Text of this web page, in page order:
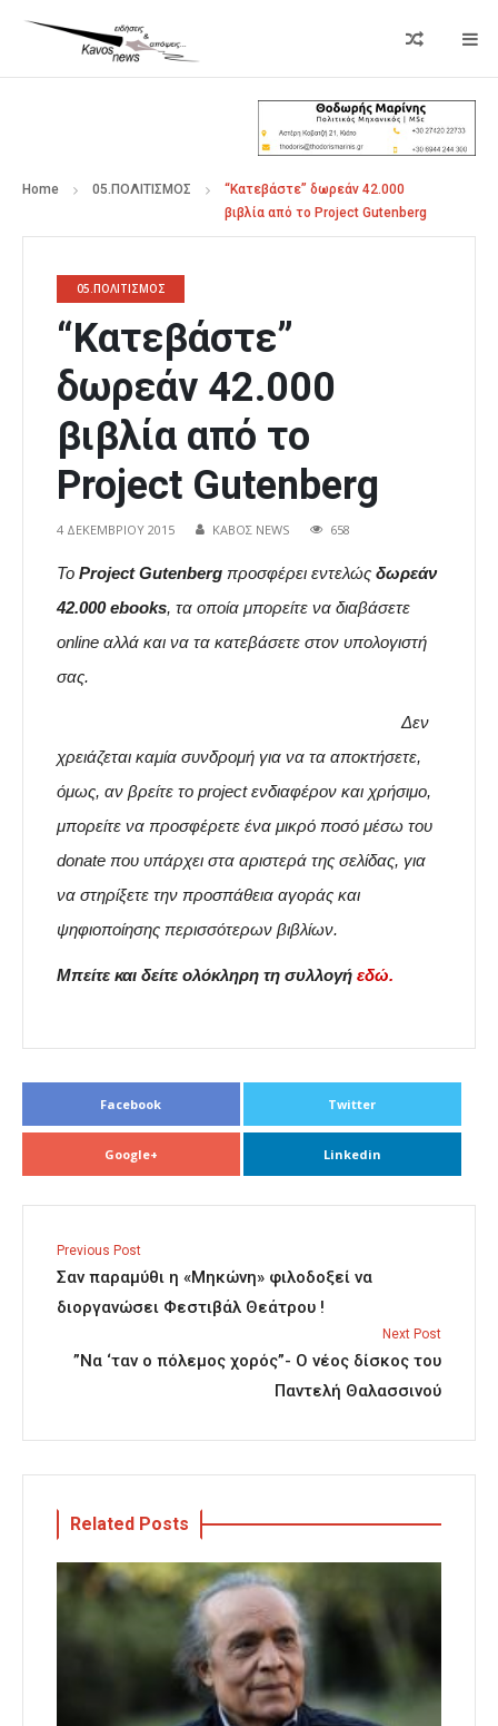
Home 05.ΠΟΛΙΤΙΣΜΟΣ
“Κατεβάστε” δωρεάν 42.000
βιβλία από το Project Gutenberg
05.ΠΟΛΙΤΙΣΜΟΣ
“Κατεβάστε”
δωρεάν 42.000
βιβλία από το
Project Gutenberg
4 ΔΕΚΕΜΒΡΊΟΥ 2015 ΚΑΒΟΣ NEWS 658
To Project Gutenberg προσφέρει εντελώς δωρεάν
42.000 ebooks, τα οποία μπορείτε να διαβάσετε
online αλλά και να τα κατεβάσετε στον υπολογιστή
σας.
Δεν
χρειάζεται καμία συνδρομή για να τα αποκτήσετε,
όμως, αν βρείτε το project ενδιαφέρον και χρήσιμο,
μπορείτε να προσφέρετε ένα μικρό ποσό μέσω του
donate που υπάρχει στα αριστερά της σελίδας, για
να στηρίξετε την προσπάθεια αγοράς και
ψηφιοποίησης περισσότερων βιβλίων.
Μπείτε και δείτε ολόκληρη τη συλλογή εδώ.
Facebook Twitter
Google+ Linkedin
Previous Post
Σαν παραμύθι η «Μηκώνη» φιλοδοξεί να
διοργανώσει Φεστιβάλ Θεάτρου !
Next Post
”Να ‘ταν ο πόλεμος χορός”- Ο νέος δίσκος του
Παντελή Θαλασσινού
Related Posts